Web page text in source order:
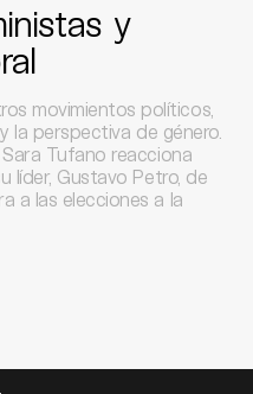
y
movimientos políticos,
la perspectiva de género.
Tufano reacciona
líder, Gustavo Petro, de
a las elecciones a la